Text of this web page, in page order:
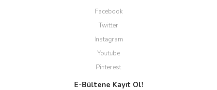
Facebook
Twitter
Instagram
Youtube
Pinterest
E-Bültene Kayıt Ol!